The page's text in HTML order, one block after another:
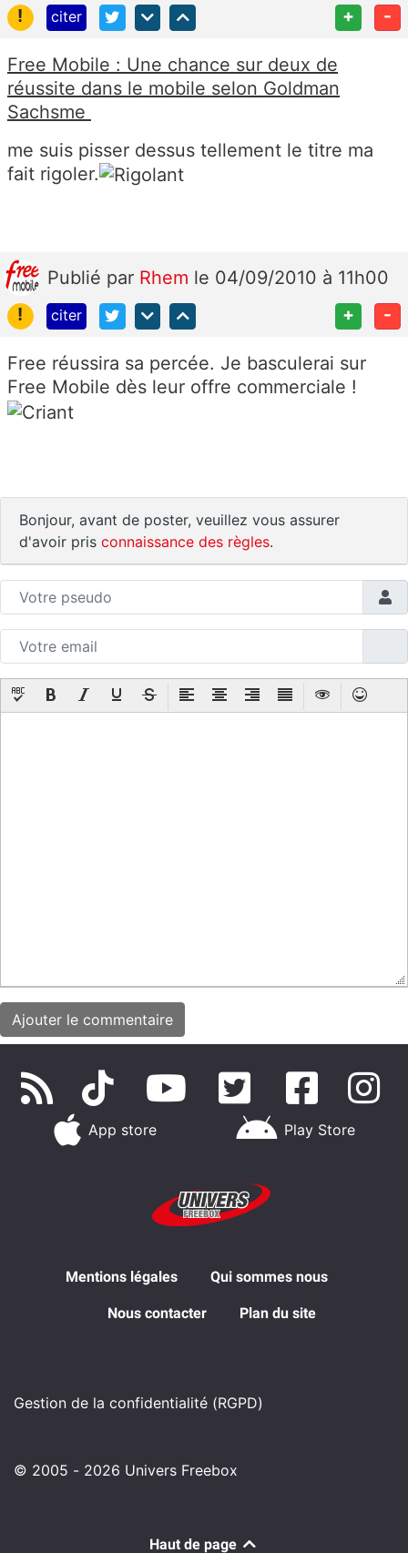
!
citer + -
Free Mobile : Une chance sur deux de
réussite dans le mobile selon Goldman
Sachsme
me suis pisser dessus tellement le titre ma
fait rigoler.
Publié par Rhem le 04/09/2010 à 11h00
!
citer + -
Free réussira sa percée. Je basculerai sur
Free Mobile dès leur offre commerciale !
Bonjour, avant de poster, veuillez vous assurer
d'avoir pris connaissance des règles.
App store Play Store
Mentions légales Qui sommes nous
Nous contacter Plan du site
Gestion de la confidentialité (RGPD)
© 2005 - 2026 Univers Freebox
Haut de page